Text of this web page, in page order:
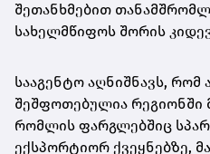
შეთანხმებით
სახელმწიფოს შორის
სააგენტო აღნიშნავს, რომ
შეშფოთებულია რეგიონში
რომლის ფარგლებშიც
ექსპორტიორ ქვეყნებზე,